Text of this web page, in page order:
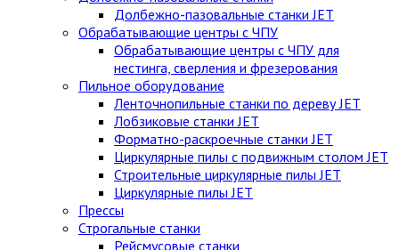
Долбежно-пазовальные станки JET
Обрабатывающие центры с ЧПУ
Обрабатывающие центры с ЧПУ для
нестинга, сверления и фрезерования
Пильное оборудование
Ленточнопильные станки по дереву JET
Лобзиковые станки JET
Форматно-раскроечные станки JET
Циркулярные пилы c подвижным столом JET
Строительные циркулярные пилы JET
Циркулярные пилы JET
Прессы
Строгальные станки
Рейсмусовые станки